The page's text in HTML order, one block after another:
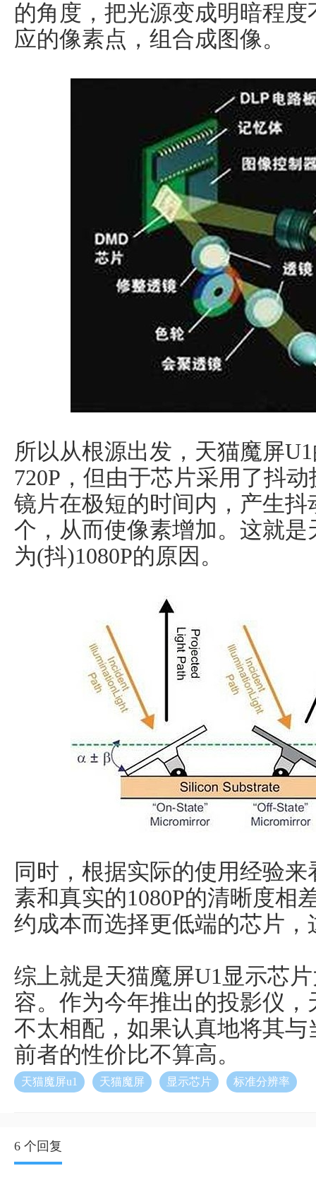
的角度，把光源变成明暗程
应的像素点，组合成图像。
所以从根源出发，天猫魔屏
720P，但由于芯片采用了抖
镜片在极短的时间内，产生
个，从而使像素增加。这就
为(抖)1080P的原因。
同时，根据实际的使用经验
素和真实的1080P的清晰度相
约成本而选择更低端的芯片
综上就是天猫魔屏U1显示芯
容。作为今年推出的投影仪
不太相配，如果认真地将其与
前者的性价比不算高。
天猫魔屏u1 天猫魔屏 显示芯片 标准分辨率
6 个回复